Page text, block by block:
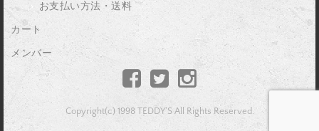
お支払い方法・送料
カート
メンバー
Copyright(c) 1998 TEDDY'S All Rights Reserved.